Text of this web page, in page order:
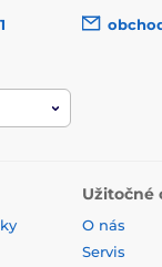
Užitočné
O nás
Servis